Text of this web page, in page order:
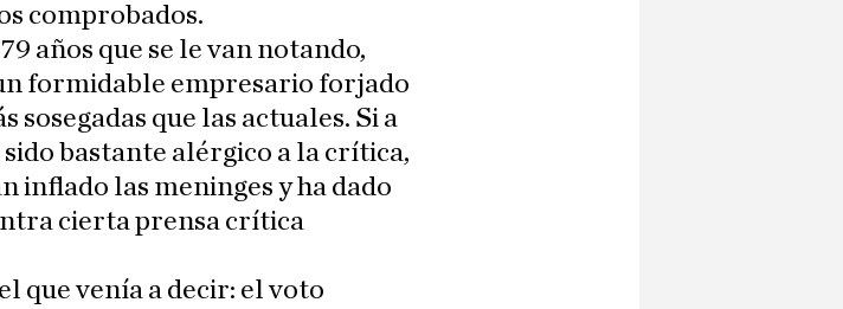
comprobados.
años que se le van notando,
formidable empresario forjado
sosegadas que las actuales. Si a
bastante alérgico a la crítica,
inflado las meninges y ha dado
cierta prensa crítica
que venía a decir: el voto